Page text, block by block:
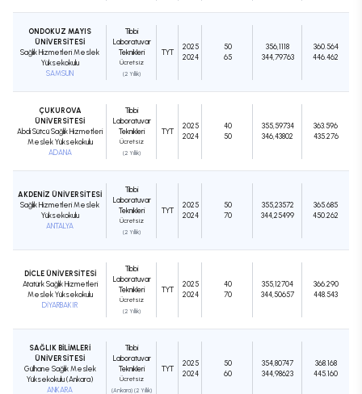
ONDOKUZ MAYIS
ÜNİVERSİTESİ
Sağlık Hizmetleri Meslek
Yüksekokulu
SAMSUN
Tıbbi
Laboratuvar
Teknikleri
Ücretsiz
(2 Yıllık)
TYT
2025
2024
50
65
356,1118
344,79763
360.564
446.462
ÇUKUROVA
ÜNİVERSİTESİ
Abdi Sütcü Sağlık Hizmetleri
Meslek Yüksekokulu
ADANA
Tıbbi
Laboratuvar
Teknikleri
Ücretsiz
(2 Yıllık)
TYT
2025
2024
40
50
355,59734
346,43802
363.596
435.276
AKDENİZ ÜNİVERSİTESİ
Sağlık Hizmetleri Meslek
Yüksekokulu
ANTALYA
Tıbbi
Laboratuvar
Teknikleri
Ücretsiz
(2 Yıllık)
TYT
2025
2024
50
70
355,23572
344,25499
365.685
450.262
DİCLE ÜNİVERSİTESİ
Atatürk Sağlık Hizmetleri
Meslek Yüksekokulu
DİYARBAKIR
Tıbbi
Laboratuvar
Teknikleri
Ücretsiz
(2 Yıllık)
TYT
2025
2024
40
70
355,12704
344,50657
366.290
448.543
SAĞLIK BİLİMLERİ
ÜNİVERSİTESİ
Gülhane Sağlık Meslek
Yüksekokulu (Ankara)
ANKARA
Tıbbi
Laboratuvar
Teknikleri
Ücretsiz
(Ankara) (2 Yıllık)
TYT
2025
2024
50
60
354,80747
344,98623
368.168
445.160